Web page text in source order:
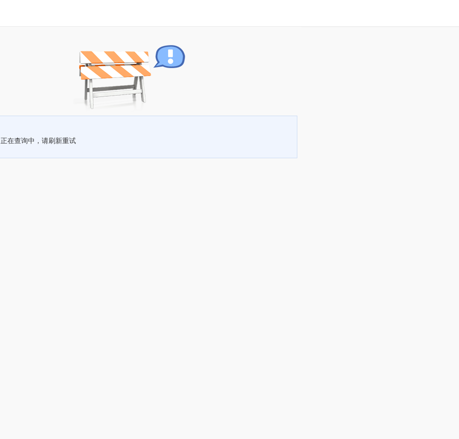
正在查询中，请刷新重试